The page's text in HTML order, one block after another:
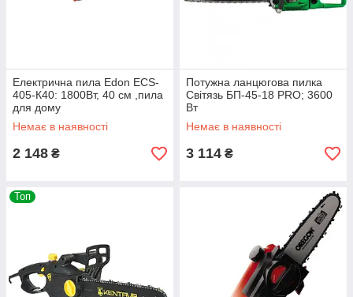
Електрична пила Edon ECS-
405-К40: 1800Вт, 40 см ,пила
для дому
Немає в наявності
2 148 ₴
Потужна ланцюгова пилка
Світязь БП-45-18 PRO; 3600
Вт
Немає в наявності
3 114 ₴
Топ